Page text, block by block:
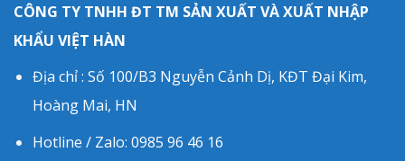
CÔNG TY TNHH ĐT TM SẢN XUẤT VÀ XUẤT NHẬP
KHẨU VIỆT HÀN
Địa chỉ : Số 100/B3 Nguyễn Cảnh Dị, KĐT Đại Kim,
Hoàng Mai, HN
Hotline / Zalo: 0985 96 46 16